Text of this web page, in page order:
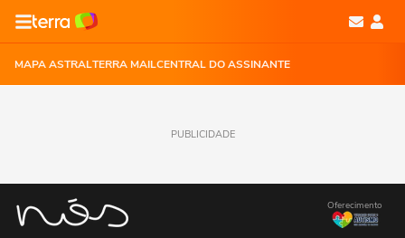
MAPA ASTRALTERRA MAILCENTRAL DO ASSINANTE
PUBLICIDADE
Oferecimento